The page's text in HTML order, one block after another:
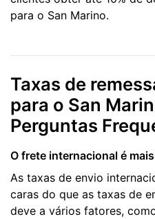
para o San Marino.
Taxas de
para o San
Perguntas
O frete internacional é
As taxas de envio
caras do que as taxas de
deve a vários fatores,